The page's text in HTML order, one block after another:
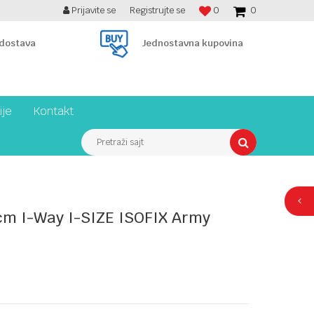
BESPLATNA ISPORUKA PREKO 7900 din! 0
0
Prijavite se Registrujte se
Jednostavna kupovina
Kontakt
Pretraži sajt
I-Way I-SIZE ISOFIX Army